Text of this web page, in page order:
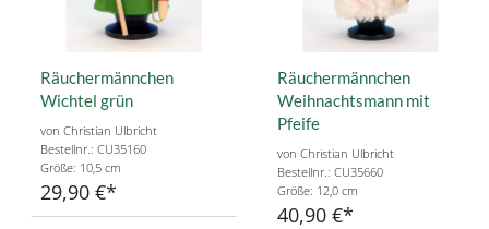
Räuchermännchen
Wichtel grün
von Christian Ulbricht
Bestellnr.: CU35160
Größe: 10,5 cm
29,90 €
Räuchermännchen
Weihnachtsmann mit
Pfeife
von Christian Ulbricht
Bestellnr.: CU35660
Größe: 12,0 cm
40,90 €